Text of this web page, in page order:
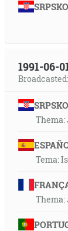
1991-06-
Thema:
Tema:
Thema: